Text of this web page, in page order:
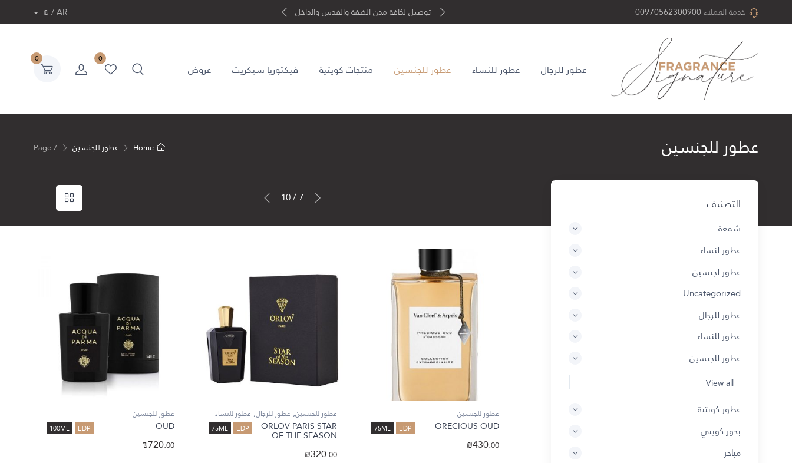
خدمة العملاء00970562300900 توصيل لكافة مدن الضفة والقدس والداخل AR / ₪
0
0
عطور للرجال عطور للنساء عطور للجنسين منتجات كويتية فيكتوريا سيكريت عروض
Home عطور للجنسين Page 7 عطور للجنسين
7 / 10
عطور للجنسين
75ML EDP ORECIOUS OUD
₪430.00
عطور للجنسين, عطور للرجال, عطور للنساء
75ML EDP ORLOV PARIS STAR
OF THE SEASON
₪320.00
عطور للجنسين
100ML EDP OUD
₪720.00
التصنيف
شمعة
عطور لنساء
عطور لجنسين
Uncategorized
عطور للرجال
عطور للنساء
عطور للجنسين
View all
عطور كويتية
بخور كويتي
مباخر